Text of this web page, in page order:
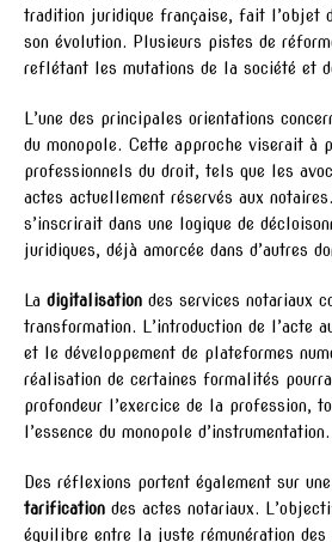
tradition juridique française, fait l’objet
son évolution. Plusieurs pistes de
reflétant les mutations de la société et
L’une des principales orientations
du monopole. Cette approche viserait à
professionnels du droit, tels que les
actes actuellement réservés aux
s’inscrirait dans une logique de
juridiques, déjà amorcée dans d’autres
La digitalisation des services notariaux
transformation. L’introduction de l’acte
et le développement de plateformes
réalisation de certaines formalités
profondeur l’exercice de la profession,
l’essence du monopole d’instrumentation.
Des réflexions portent également sur une
tarification des actes notariaux.
équilibre entre la juste rémunération des